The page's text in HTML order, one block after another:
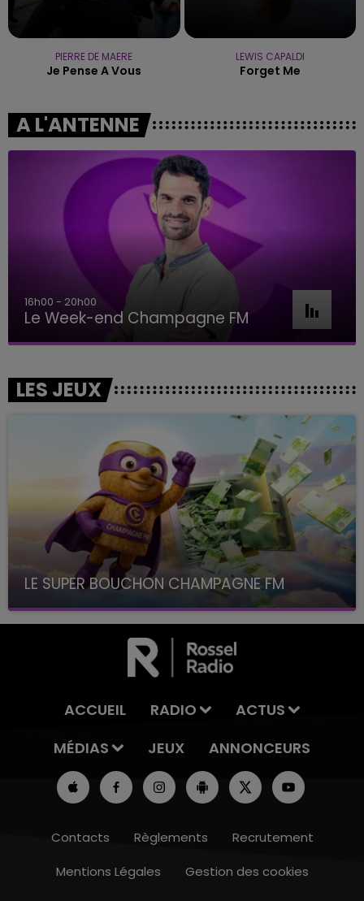
PIERRE DE MAERE
Je Pense A Vous
LEWIS CAPALDI
Forget Me
A L'ANTENNE
16h00 - 20h00
Le Week-end Champagne FM
LES JEUX
LE SUPER BOUCHON CHAMPAGNE FM
avec La Famille Champagne FM, à 8H10
ACCUEIL RADIO
ACTUS
MÉDIAS
JEUX ANNONCEURS
Contacts Règlements
Recrutement
Mentions Légales
Gestion des cookies